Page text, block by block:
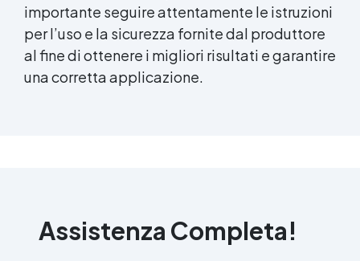
importante seguire attentamente le istruzioni
per l’uso e la sicurezza fornite dal produttore
al fine di ottenere i migliori risultati e garantire
una corretta applicazione.
Assistenza Completa!